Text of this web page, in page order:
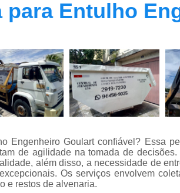
Empresa de
Empresa de
Empresa de
Locação de
Locação de
Locação de
Remoção de Caçamba
Remoção de Entulho
para Entulho
Engenheiro Goulart confiável? Essa
de agilidade na tomada de
além disso, a necessidade de
Os serviços envolvem
e restos de alvenaria.